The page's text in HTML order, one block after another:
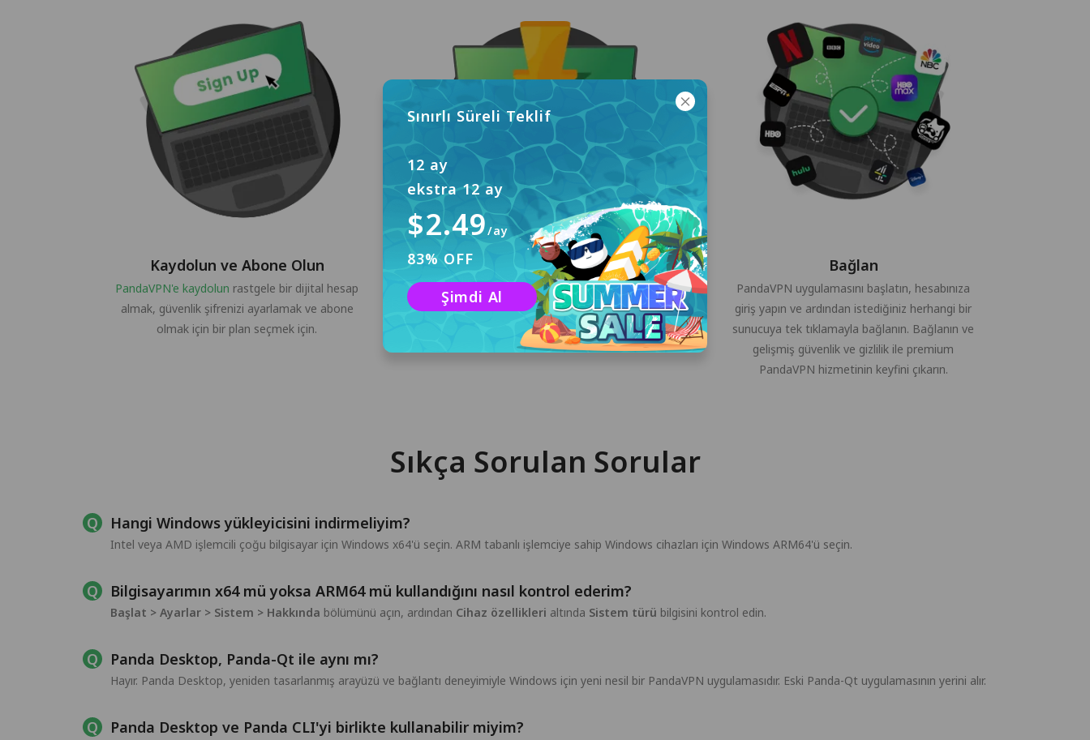
Kaydolun ve Abone Olun
PandaVPN'e kaydolun rastgele bir dijital hesap
almak, güvenlik şifrenizi ayarlamak ve abone
olmak için bir plan seçmek için.
İndir ve Yükle
Windows için PandaVPN'i indirmek ve
bilgisayarınıza yüklemek için "Ücretsiz İndir"e
tıklayın.
Bağlan
PandaVPN uygulamasını başlatın, hesabınıza
giriş yapın ve ardından istediğiniz herhangi bir
sunucuya tek tıklamayla bağlanın. Bağlanın ve
gelişmiş güvenlik ve gizlilik ile premium
PandaVPN hizmetinin keyfini çıkarın.
Sıkça Sorulan Sorular
Hangi Windows yükleyicisini indirmeliyim?
Intel veya AMD işlemcili çoğu bilgisayar için Windows x64'ü seçin. ARM tabanlı işlemciye sahip Windows cihazları için Windows ARM64'ü seçin.
Bilgisayarımın x64 mü yoksa ARM64 mü kullandığını nasıl kontrol ederim?
Başlat > Ayarlar > Sistem > Hakkında bölümünü açın, ardından Cihaz özellikleri altında Sistem türü bilgisini kontrol edin.
Panda Desktop, Panda-Qt ile aynı mı?
Hayır. Panda Desktop, yeniden tasarlanmış arayüzü ve bağlantı deneyimiyle Windows için yeni nesil bir PandaVPN uygulamasıdır. Eski Panda-Qt uygulamasının yerini alır.
Panda Desktop ve Panda CLI'yi birlikte kullanabilir miyim?
Sınırlı Süreli Teklif
12 ay
ekstra 12 ay
$2.49/ay
83% OFF
Şimdi Al